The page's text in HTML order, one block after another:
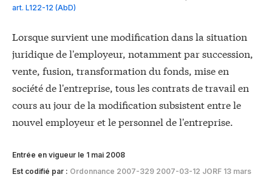
art. L122-12 (AbD)
Lorsque survient une modification dans la situation
juridique de l'employeur, notamment par succession,
vente, fusion, transformation du fonds, mise en
société de l'entreprise, tous les contrats de travail en
cours au jour de la modification subsistent entre le
nouvel employeur et le personnel de l'entreprise.
Entrée en vigueur le 1 mai 2008
Est codifié par : Ordonnance 2007-329 2007-03-12 JORF 13 mars